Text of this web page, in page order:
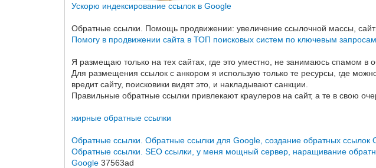
Ускорю индексирование ссылок в Google
Обратные ссылки. Помощь продвижении: увеличение ссылочной массы,
Помогу в продвижении сайта в ТОП поисковых систем по ключевым запросам
Я размещаю только на тех сайтах, где это уместно, не занимаюсь спамом в
Для размещения ссылок с анкором я использую только те ресурсы, где
вредит сайту, поисковики видят это, и накладывают санкции.
Правильные обратные ссылки привлекают краулеров на сайт, а те в свою
жирные обратные ссылки
Обратные ссылки. Обратные ссылки для Google, создание обратных ссылок
Обратные ссылки. SEO ссылки, у меня мощный сервер, наращивание
Google 37563ad